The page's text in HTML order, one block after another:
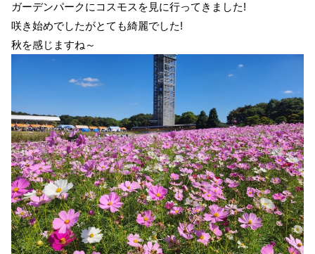
ガーデンパークにコスモスを見に行ってきました!
咲き始めでしたがとても綺麗でした!
秋を感じますね～